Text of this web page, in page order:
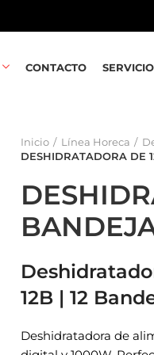
CONTACTO
Inicio Línea Horeca
DESHIDRATADORA DE
12B | 12
Deshidratadora de